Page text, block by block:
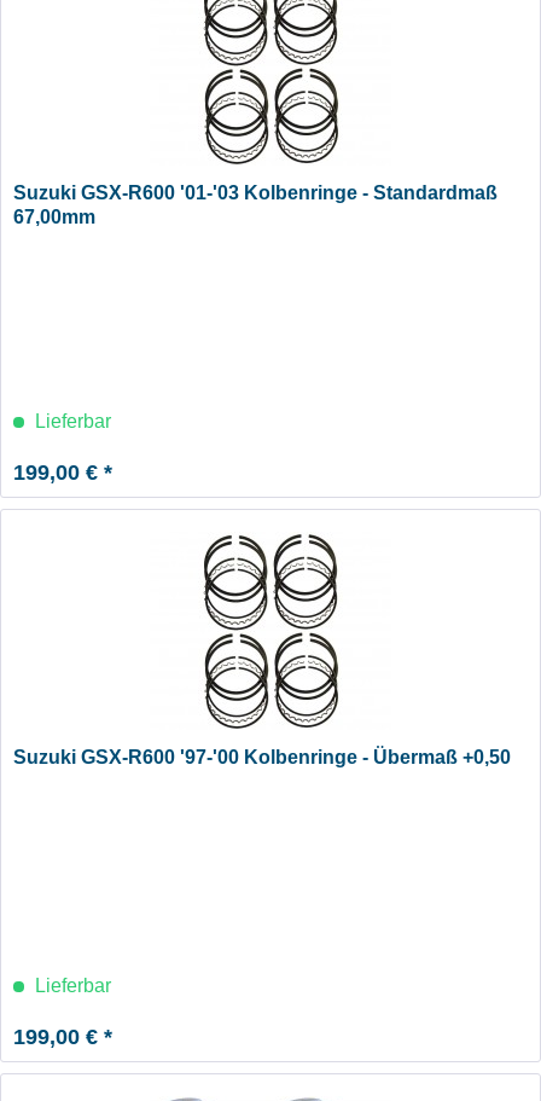
Suzuki GSX-R600 '01-'03 Kolbenringe - Standardmaß
67,00mm
Lieferbar
199,00 € *
Suzuki GSX-R600 '97-'00 Kolbenringe - Übermaß +0,50
Lieferbar
199,00 € *